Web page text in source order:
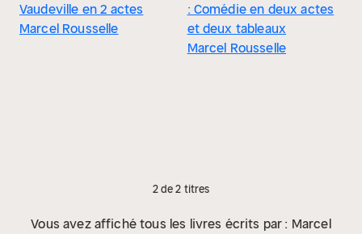
Vaudeville en 2 actes
Marcel Rousselle
: Comédie en deux actes
et deux tableaux
Marcel Rousselle
2 de 2 titres
Vous avez affiché tous les livres écrits par : Marcel